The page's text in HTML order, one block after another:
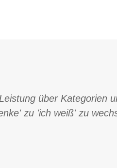
über Kategorien
zu 'ich weiß' zu